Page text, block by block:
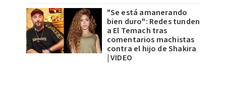
"Se está amanerando
bien duro": Redes tunden
a El Temach tras
comentarios machistas
contra el hijo de Shakira
| VIDEO